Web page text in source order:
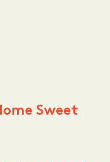
Sweet